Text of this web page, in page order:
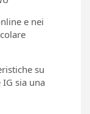
e nei
su
sia una